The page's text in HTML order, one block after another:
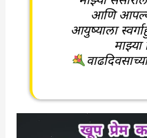
आणि
आयुष्याला
माझ्या